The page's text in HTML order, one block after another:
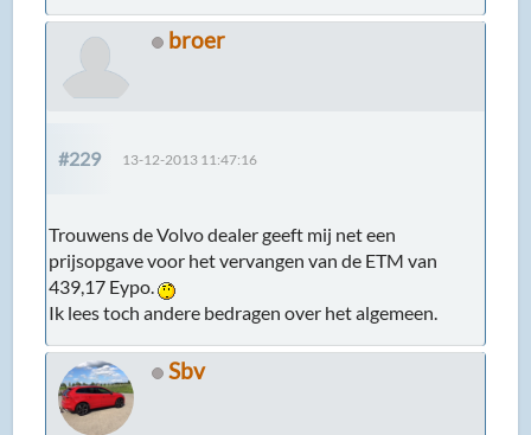
broer
#229 13-12-2013 11:47:16
Trouwens de Volvo dealer geeft mij net een
prijsopgave voor het vervangen van de ETM van
439,17 Eypo.
Ik lees toch andere bedragen over het algemeen.
Sbv